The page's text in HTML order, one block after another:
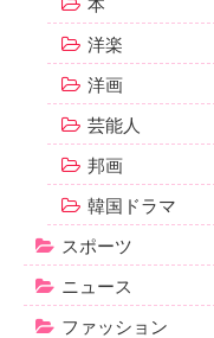
本
洋楽
洋画
芸能人
邦画
韓国ドラマ
スポーツ
ニュース
ファッション